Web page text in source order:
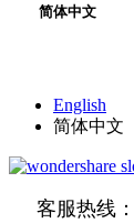
简体中文
English
简体中文
客服热线：